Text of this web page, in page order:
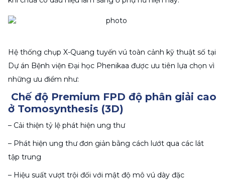
Hệ thống chụp X-Quang tuyến vú toàn cảnh kỹ thuật số tại
Dự án Bệnh viện Đại học Phenikaa được ưu tiên lựa chọn vì
những ưu điểm như:
ở Tomosynthesis (3D)
– Cải thiện tỷ lệ phát hiện ung thư
– Phát hiện ung thư đơn giản bằng cách lướt qua các lát
tập trung
– Hiệu suất vượt trội đối với mật độ mô vú dày đặc